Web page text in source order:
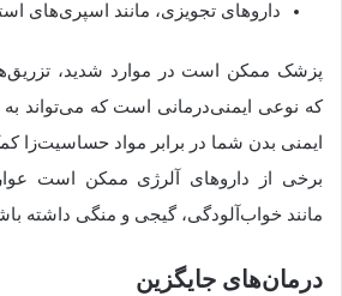
داروهای تجویزی، مانند اسپری‌های
پزشک ممکن است در موارد شدید،
که نوعی ایمنی‌درمانی است که می‌تواند
ایمنی بدن شما در برابر مواد حساسیت‌زا
برخی از داروهای آلرژی ممکن است
مانند خواب‌آلودگی، گیجی و منگی داشته
درمان‌های جایگزین